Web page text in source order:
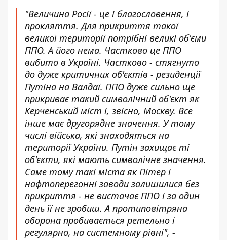
"Величина Росії - це і благословення, і
прокляття. Для прикриття такої
великої території потрібні великі об'єми
ППО. А його нема. Частково це ППО
вибито в Україні. Частково - стягнуто
до дуже критичних об'єктів - резиденції
Путіна на Валдаї. ППО дуже сильно ще
прикриває такий символічний об'єкт як
Керченський міст і, звісно, Москву. Все
інше має другорядне значення. У тому
числі війська, які знаходяться на
території України. Путін захищає ті
об'єкти, які мають символічне значення.
Саме тому такі міста як Пітер і
нафтоперегонні заводи залишилися без
прикриття - не вистачає ППО і за один
день її не зробиш. А протиповітряна
оборона пробивається ретельно і
регулярно, на системному рівні", -